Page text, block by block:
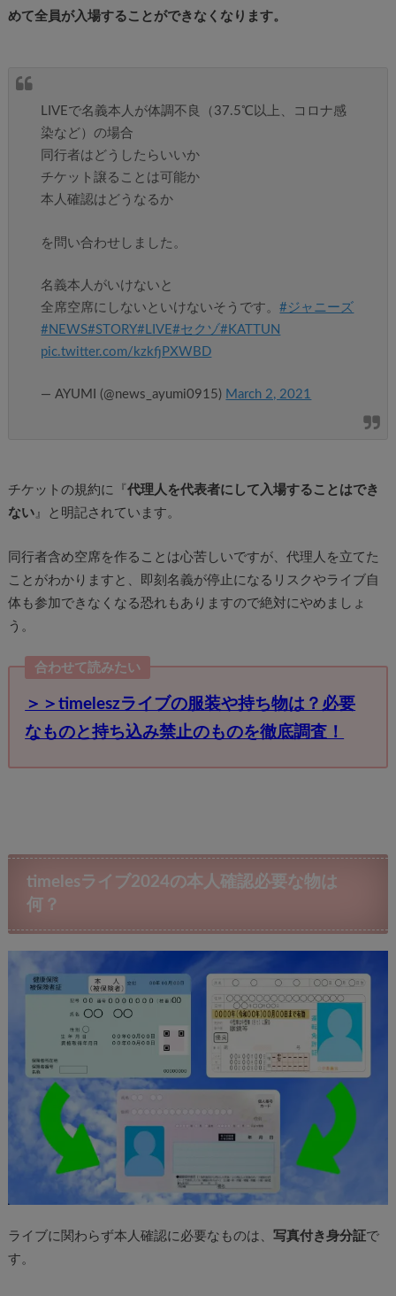
めて全員が入場することができなくなります。
LIVEで名義本人が体調不良（37.5℃以上、コロナ感
染など）の場合
同行者はどうしたらいいか
チケット譲ることは可能か
本人確認はどうなるか
を問い合わせしました。
名義本人がいけないと
全席空席にしないといけないそうです。#ジャニーズ
#NEWS#STORY#LIVE#セクゾ#KATTUN
pic.twitter.com/kzkfjPXWBD
— AYUMI (@news_ayumi0915) March 2, 2021
チケットの規約に『 代理人を代表者にして入場することはでき
ない』と明記されています。
同行者含め空席を作ることは心苦しいですが、代理人を立てた
ことがわかりますと、即刻名義が停止になるリスクやライブ自
体も参加できなくなる恐れもありますので絶対にやめましょ
う。
合わせて読みたい
＞＞timeleszライブの服装や持ち物は？必要
なものと持ち込み禁止のものを徹底調査！
timelesライブ2024の本人確認必要な物は
何？
ライブに関わらず本人確認に必要なものは、 写真付き身分証で
す。